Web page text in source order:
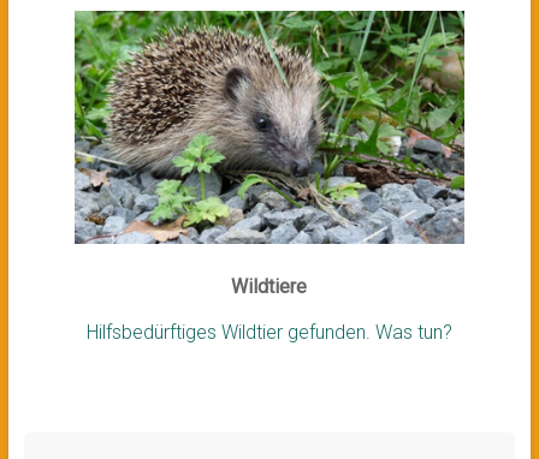
Wildtiere
Hilfsbedürftiges Wildtier gefunden. Was tun?